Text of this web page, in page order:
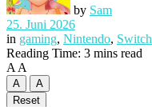
by Sam
25. Juni 2026
in gaming, Nintendo, Switch
Reading Time: 3 mins read
A A
A
A
Reset